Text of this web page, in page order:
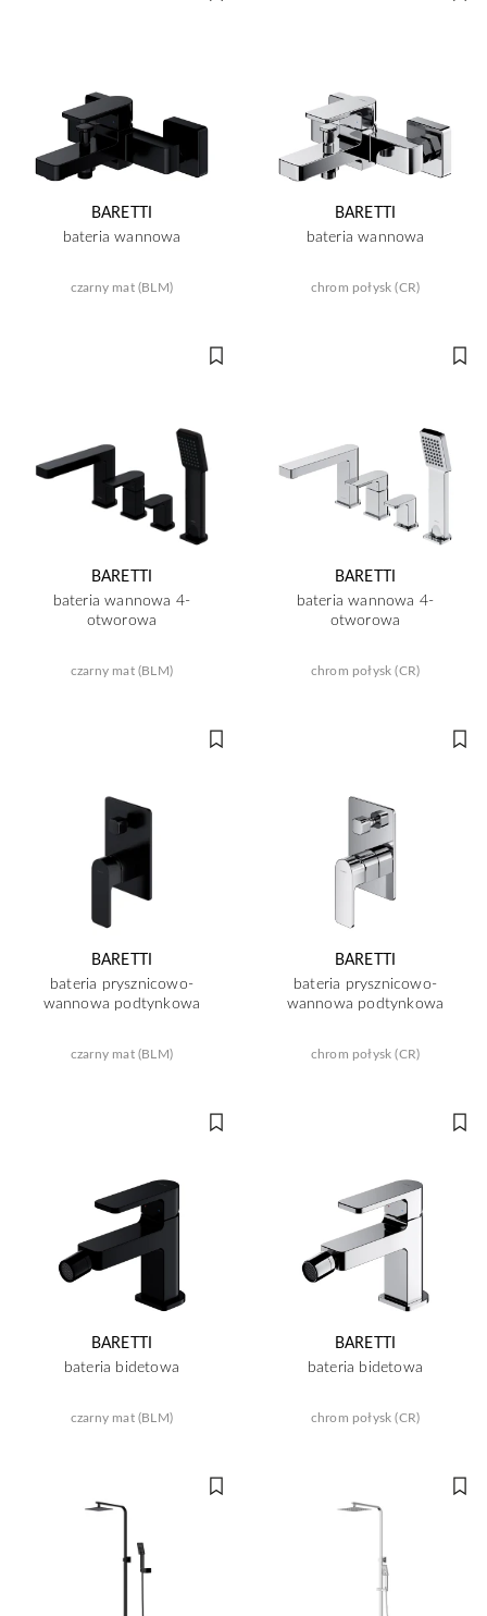
BARETTI
bateria wannowa
czarny mat (BLM)
BARETTI
bateria wannowa
chrom połysk (CR)
BARETTI
bateria wannowa 4-
otworowa
czarny mat (BLM)
BARETTI
bateria wannowa 4-
otworowa
chrom połysk (CR)
BARETTI
bateria prysznicowo-
wannowa podtynkowa
czarny mat (BLM)
BARETTI
bateria prysznicowo-
wannowa podtynkowa
chrom połysk (CR)
BARETTI
bateria bidetowa
czarny mat (BLM)
BARETTI
bateria bidetowa
chrom połysk (CR)